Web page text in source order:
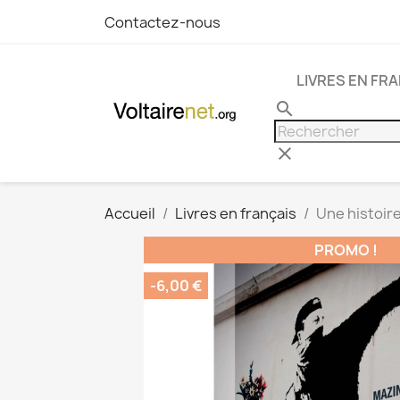
Contactez-nous
LIVRES EN
search
clear
Accueil Livres en français
Une
PROMO !
-6,00 €